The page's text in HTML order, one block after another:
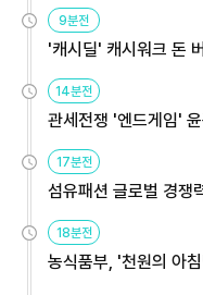
9분전
'캐시딜' 캐시워크 돈
14분전
관세전쟁 '엔드게임'
용해야
17분전
섬유패션 글로벌 경
원
18분전
농식품부, '천원의 아